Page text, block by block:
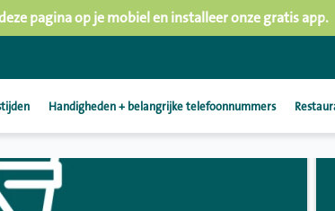
pagina op je mobiel en installeer onze gratis app.
Handigheden + belangrijke telefoonnummers